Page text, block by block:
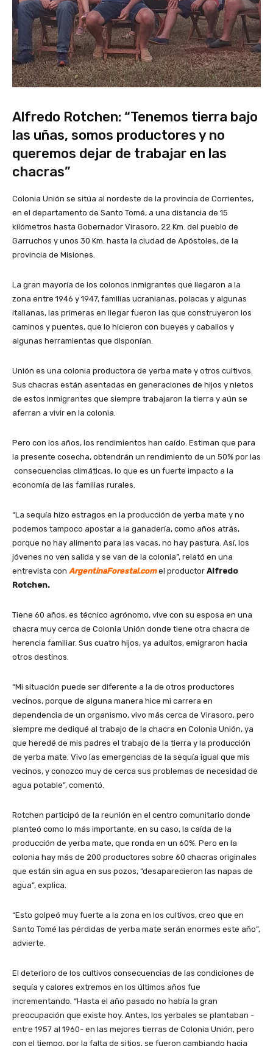
Alfredo Rotchen: “Tenemos tierra bajo
las uñas, somos productores y no
queremos dejar de trabajar en las
chacras”
Colonia Unión se sitúa al nordeste de la provincia de Corrientes,
en el departamento de Santo Tomé, a una distancia de 15
kilómetros hasta Gobernador Virasoro, 22 Km. del pueblo de
Garruchos y unos 30 Km. hasta la ciudad de Apóstoles, de la
provincia de Misiones.
La gran mayoría de los colonos inmigrantes que llegaron a la
zona entre 1946 y 1947, familias ucranianas, polacas y algunas
italianas, las primeras en llegar fueron las que construyeron los
caminos y puentes, que lo hicieron con bueyes y caballos y
algunas herramientas que disponían.
Unión es una colonia productora de yerba mate y otros cultivos.
Sus chacras están asentadas en generaciones de hijos y nietos
de estos inmigrantes que siempre trabajaron la tierra y aún se
aferran a vivir en la colonia.
Pero con los años, los rendimientos han caído. Estiman que para
la presente cosecha, obtendrán un rendimiento de un 50% por las
consecuencias climáticas, lo que es un fuerte impacto a la
economía de las familias rurales.
“La sequía hizo estragos en la producción de yerba mate y no
podemos tampoco apostar a la ganadería, como años atrás,
porque no hay alimento para las vacas, no hay pastura. Así, los
jóvenes no ven salida y se van de la colonia”, relató en una
entrevista con ArgentinaForestal.com el productor Alfredo
Rotchen.
Tiene 60 años, es técnico agrónomo, vive con su esposa en una
chacra muy cerca de Colonia Unión donde tiene otra chacra de
herencia familiar. Sus cuatro hijos, ya adultos, emigraron hacia
otros destinos.
“Mi situación puede ser diferente a la de otros productores
vecinos, porque de alguna manera hice mi carrera en
dependencia de un organismo, vivo más cerca de Virasoro, pero
siempre me dediqué al trabajo de la chacra en Colonia Unión, ya
que heredé de mis padres el trabajo de la tierra y la producción
de yerba mate. Vivo las emergencias de la sequía igual que mis
vecinos, y conozco muy de cerca sus problemas de necesidad de
agua potable”, comentó.
Rotchen participó de la reunión en el centro comunitario donde
planteó como lo más importante, en su caso, la caída de la
producción de yerba mate, que ronda en un 60%. Pero en la
colonia hay más de 200 productores sobre 60 chacras originales
que están sin agua en sus pozos, “desaparecieron las napas de
agua”, explica.
“Esto golpeó muy fuerte a la zona en los cultivos, creo que en
Santo Tomé las pérdidas de yerba mate serán enormes este año”,
advierte.
El deterioro de los cultivos consecuencias de las condiciones de
sequía y calores extremos en los últimos años fue
incrementando. “Hasta el año pasado no había la gran
preocupación que existe hoy. Antes, los yerbales se plantaban -
entre 1957 al 1960- en las mejores tierras de Colonia Unión, pero
con el tiempo, por la falta de sitios, se fueron cambiando hacia